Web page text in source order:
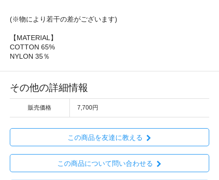
(※物により若干の差がございます)
【MATERIAL】
COTTON 65%
NYLON 35％
その他の詳細情報
販売価格 7,700円
この商品を友達に教える
この商品について問い合わせる